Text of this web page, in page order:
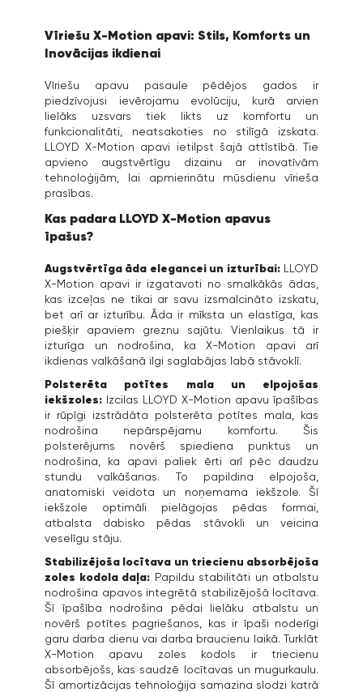
Vīriešu X-Motion apavi: Stils, Komforts un
Inovācijas ikdienai
Vīriešu apavu pasaule pēdējos gados ir
piedzīvojusi ievērojamu evolūciju, kurā arvien
lielāks uzsvars tiek likts uz komfortu un
funkcionalitāti, neatsakoties no stilīgā izskata.
LLOYD X-Motion apavi ietilpst šajā attīstībā. Tie
apvieno augstvērtīgu dizainu ar inovatīvām
tehnoloģijām, lai apmierinātu mūsdienu vīrieša
prasības.
Kas padara LLOYD X-Motion apavus
īpašus?
Augstvērtīga āda elegancei un izturībai:LLOYD
X-Motion apavi ir izgatavoti no smalkākās ādas,
kas izceļas ne tikai ar savu izsmalcināto izskatu,
bet arī ar izturību. Āda ir mīksta un elastīga, kas
piešķir apaviem greznu sajūtu. Vienlaikus tā ir
izturīga un nodrošina, ka X-Motion apavi arī
ikdienas valkāšanā ilgi saglabājas labā stāvoklī.
Polsterēta potītes mala un elpojošas
iekšzoles: Izcilas LLOYD X-Motion apavu īpašības
ir rūpīgi izstrādāta polsterēta potītes mala, kas
nodrošina nepārspējamu komfortu. Šis
polsterējums novērš spiediena punktus un
nodrošina, ka apavi paliek ērti arī pēc daudzu
stundu valkāšanas. To papildina elpojoša,
anatomiski veidota un noņemama iekšzole. Šī
iekšzole optimāli pielāgojas pēdas formai,
atbalsta dabisko pēdas stāvokli un veicina
veselīgu stāju.
Stabilizējoša locītava un triecienu absorbējoša
zoles kodola daļa: Papildu stabilitāti un atbalstu
nodrošina apavos integrētā stabilizējošā locītava.
Šī īpašība nodrošina pēdai lielāku atbalstu un
novērš potītes pagriešanos, kas ir īpaši noderīgi
garu darba dienu vai darba braucienu laikā. Turklāt
X-Motion apavu zoles kodols ir triecienu
absorbējošs, kas saudzē locītavas un mugurkaulu.
Šī amortizācijas tehnoloģija samazina slodzi katrā